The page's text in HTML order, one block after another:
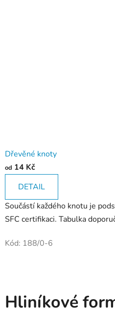
Dřevěné knoty
od 14 Kč
DETAIL
Součástí každého knotu je
SFC certifikaci. Tabulka
Kód: 188/0-6
Hliníkové